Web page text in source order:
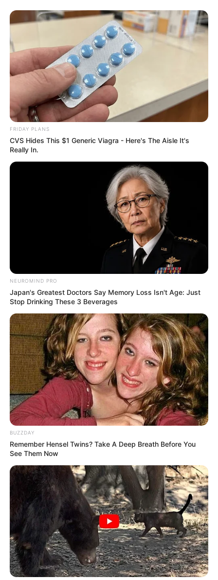
FRIDAY PLANS
CVS Hides This $1 Generic Viagra - Here's The Aisle It's
Really In.
NEUROMIND PRO
Japan's Greatest Doctors Say Memory Loss Isn't Age: Just
Stop Drinking These 3 Beverages
BUZZDAY
Remember Hensel Twins? Take A Deep Breath Before You
See Them Now